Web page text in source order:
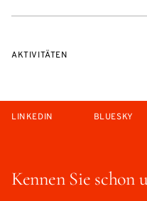
AKTIVITÄTEN
Kennen Sie schon
LINKEDIN BLUESKY